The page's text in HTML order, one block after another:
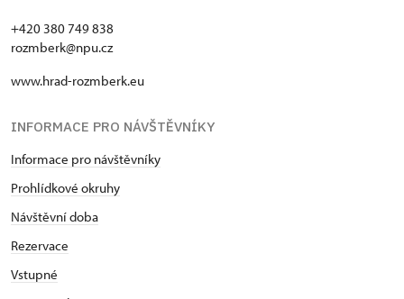
+420 380 749 838
rozmberk@npu.cz
www.hrad-rozmberk.eu
INFORMACE PRO NÁVŠTĚVNÍKY
Informace pro návštěvníky
Prohlídkové okruhy
Návštěvní doba
Rezervace
Vstupné